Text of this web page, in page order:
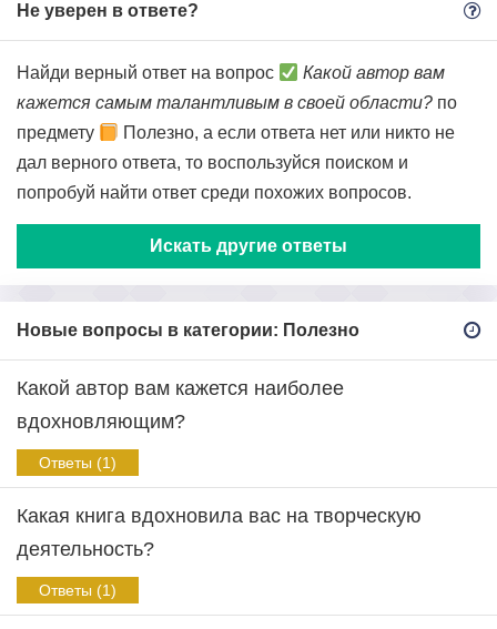
Не уверен в ответе?
Найди верный ответ на вопрос
Какой автор вам
кажется самым талантливым в своей области? по
предмету
Полезно, а если ответа нет или никто не
дал верного ответа, то воспользуйся поиском и
попробуй найти ответ среди похожих вопросов.
Искать другие ответы
Новые вопросы в категории: Полезно
Какой автор вам кажется наиболее
вдохновляющим?
Ответы (1)
Какая книга вдохновила вас на творческую
деятельность?
Ответы (1)